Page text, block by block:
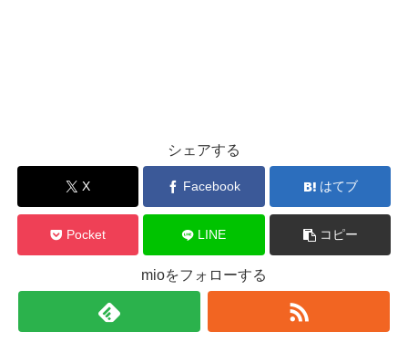
シェアする
X Facebook はてブ
Pocket LINE コピー
mioをフォローする